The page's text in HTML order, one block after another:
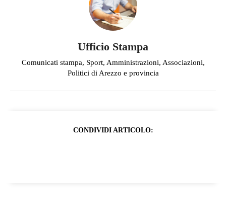
Ufficio Stampa
Comunicati stampa, Sport, Amministrazioni, Associazioni,
Politici di Arezzo e provincia
CONDIVIDI ARTICOLO: